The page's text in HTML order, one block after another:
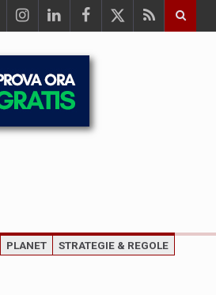
PLANET STRATEGIE & REGOLE